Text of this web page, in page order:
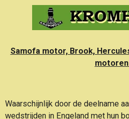
deSamofa motor, Brook,
Waarschijnlijk door de deelname
wedstrijden in Engeland met hun